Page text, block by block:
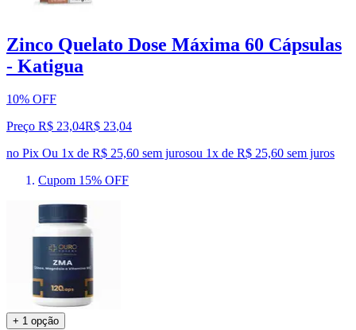
Zinco Quelato Dose Máxima 60 Cápsulas
- Katigua
10% OFF
Preço R$ 23,04R$ 23,04
no Pix Ou 1x de R$ 25,60 sem jurosou 1x de R$ 25,60 sem juros
Cupom 15% OFF
+ 1 opção